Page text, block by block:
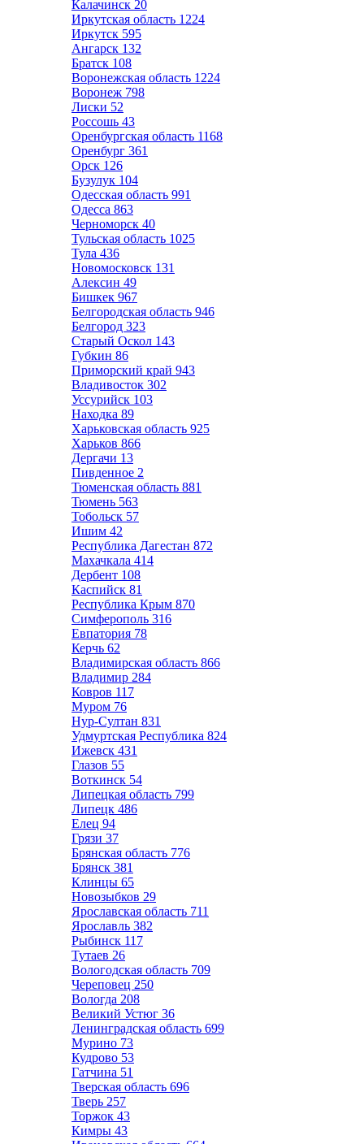
Калачинск 20
Иркутская область 1224
Иркутск 595
Ангарск 132
Братск 108
Воронежская область 1224
Воронеж 798
Лиски 52
Россошь 43
Оренбургская область 1168
Оренбург 361
Орск 126
Бузулук 104
Одесская область 991
Одесса 863
Черноморск 40
Тульская область 1025
Тула 436
Новомосковск 131
Алексин 49
Бишкек 967
Белгородская область 946
Белгород 323
Старый Оскол 143
Губкин 86
Приморский край 943
Владивосток 302
Уссурийск 103
Находка 89
Харьковская область 925
Харьков 866
Дергачи 13
Пивденное 2
Тюменская область 881
Тюмень 563
Тобольск 57
Ишим 42
Республика Дагестан 872
Махачкала 414
Дербент 108
Каспийск 81
Республика Крым 870
Симферополь 316
Евпатория 78
Керчь 62
Владимирская область 866
Владимир 284
Ковров 117
Муром 76
Нур-Султан 831
Удмуртская Республика 824
Ижевск 431
Глазов 55
Воткинск 54
Липецкая область 799
Липецк 486
Елец 94
Грязи 37
Брянская область 776
Брянск 381
Клинцы 65
Новозыбков 29
Ярославская область 711
Ярославль 382
Рыбинск 117
Тутаев 26
Вологодская область 709
Череповец 250
Вологда 208
Великий Устюг 36
Ленинградская область 699
Мурино 73
Кудрово 53
Гатчина 51
Тверская область 696
Тверь 257
Торжок 43
Кимры 43